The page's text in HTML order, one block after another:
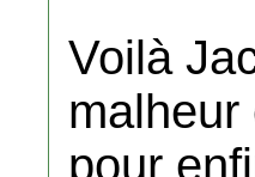
Voilà
pour